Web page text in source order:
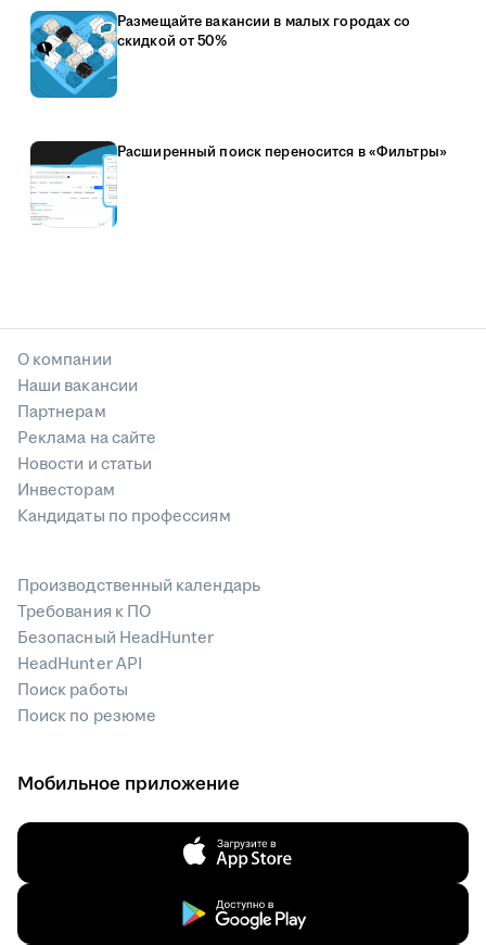
Размещайте вакансии в малых городах со
скидкой от 50%
Расширенный поиск переносится в «Фильтры»
О компании
Наши вакансии
Партнерам
Реклама на сайте
Новости и статьи
Инвесторам
Кандидаты по профессиям
Производственный календарь
Требования к ПО
Безопасный HeadHunter
HeadHunter API
Поиск работы
Поиск по резюме
Мобильное приложение